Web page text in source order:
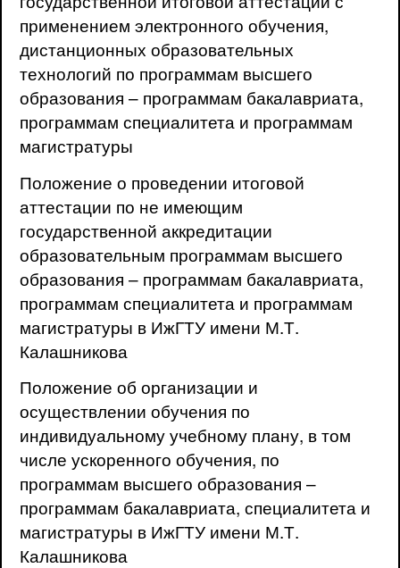
применением электронного обучения,
дистанционных образовательных
технологий по программам высшего
образования – программам бакалавриата,
программам специалитета и программам
магистратуры
Положение о проведении итоговой
аттестации по не имеющим
государственной аккредитации
образовательным программам высшего
образования – программам бакалавриата,
программам специалитета и программам
магистратуры в ИжГТУ имени М.Т.
Калашникова
Положение об организации и
осуществлении обучения по
индивидуальному учебному плану, в том
числе ускоренного обучения, по
программам высшего образования –
программам бакалавриата, специалитета и
магистратуры в ИжГТУ имени М.Т.
Калашникова